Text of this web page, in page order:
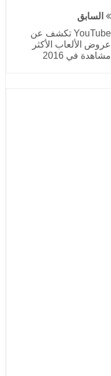
السابق
YouTube تكشف عن
عروض الألعاب الأكثر
مشاهدة في 2016